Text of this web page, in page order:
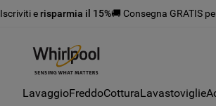
Iscriviti e risparmia il 15%🚚 Consegna GRATIS
LavaggioFreddoCotturaLavastoviglie